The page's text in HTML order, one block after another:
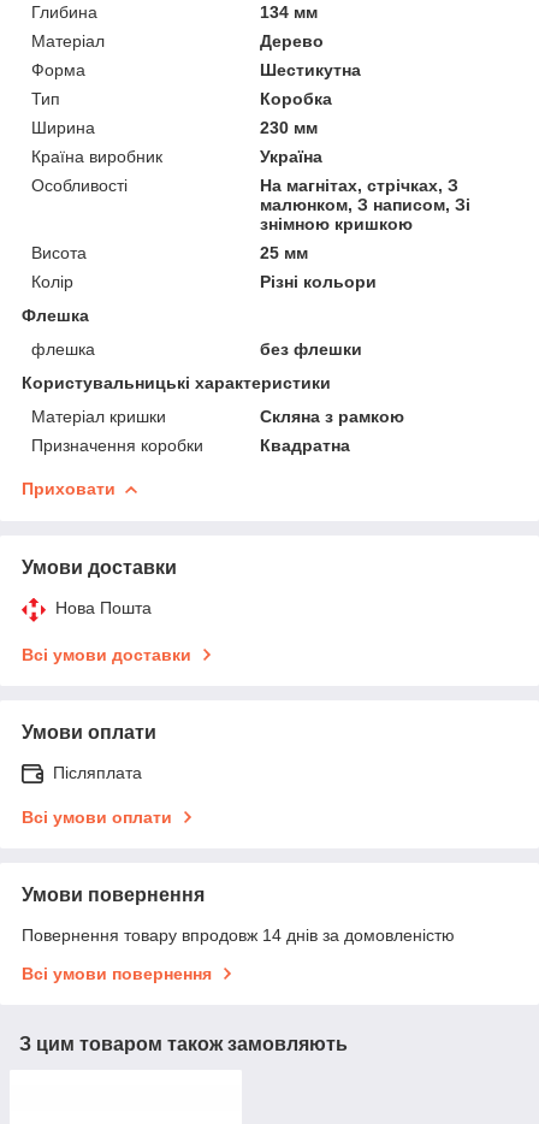
Глибина
134 мм
Матеріал
Дерево
Форма
Шестикутна
Тип
Коробка
Ширина
230 мм
Країна виробник
Україна
Особливості
На магнітах, стрічках, З
малюнком, З написом, Зі
знімною кришкою
Висота
25 мм
Колір
Різні кольори
Флешка
флешка
без флешки
Користувальницькі характеристики
Матеріал кришки
Скляна з рамкою
Призначення коробки
Квадратна
Приховати
Умови доставки
Нова Пошта
Всі умови доставки
Умови оплати
Післяплата
Всі умови оплати
Умови повернення
Повернення товару впродовж 14 днів за домовленістю
Всі умови повернення
З цим товаром також замовляють